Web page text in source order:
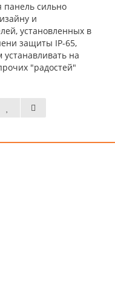
сильно
и
установленных в
защиты IP-65,
на
"радостей"